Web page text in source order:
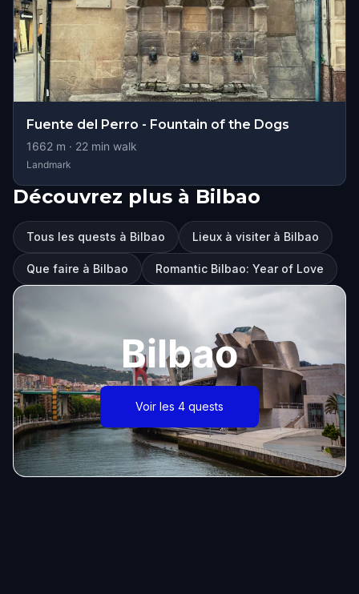
Fuente del Perro - Fountain of the Dogs
1662 m · 22 min walk
Landmark
Découvrez plus à Bilbao
Tous les quests à Bilbao Lieux à visiter à Bilbao
Que faire à Bilbao Romantic Bilbao: Year of Love
Bilbao
Voir les 4 quests